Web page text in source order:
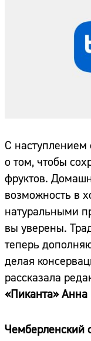
С
о том, чтобы
фруктов.
возможность в
натуральными
вы уверены.
теперь
делая
рассказала
«Пиканта» Анна
Чемберленский